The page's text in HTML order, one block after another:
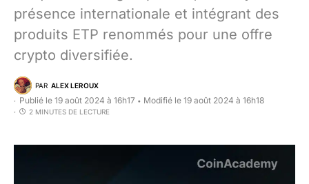
présence internationale et intégrant des
produits ETP renommés pour une offre
crypto diversifiée.
PAR ALEX LEROUX
Publié le 19 août 2024 à 16h17 • Modifié le 19 août 2024 à 16h18
2 MINUTES DE LECTURE